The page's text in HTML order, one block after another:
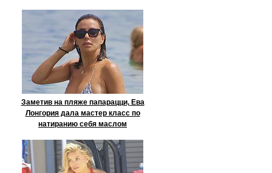
Заметив на пляже папарацци, Ева
Лонгория дала мастер класс по
натиранию себя маслом